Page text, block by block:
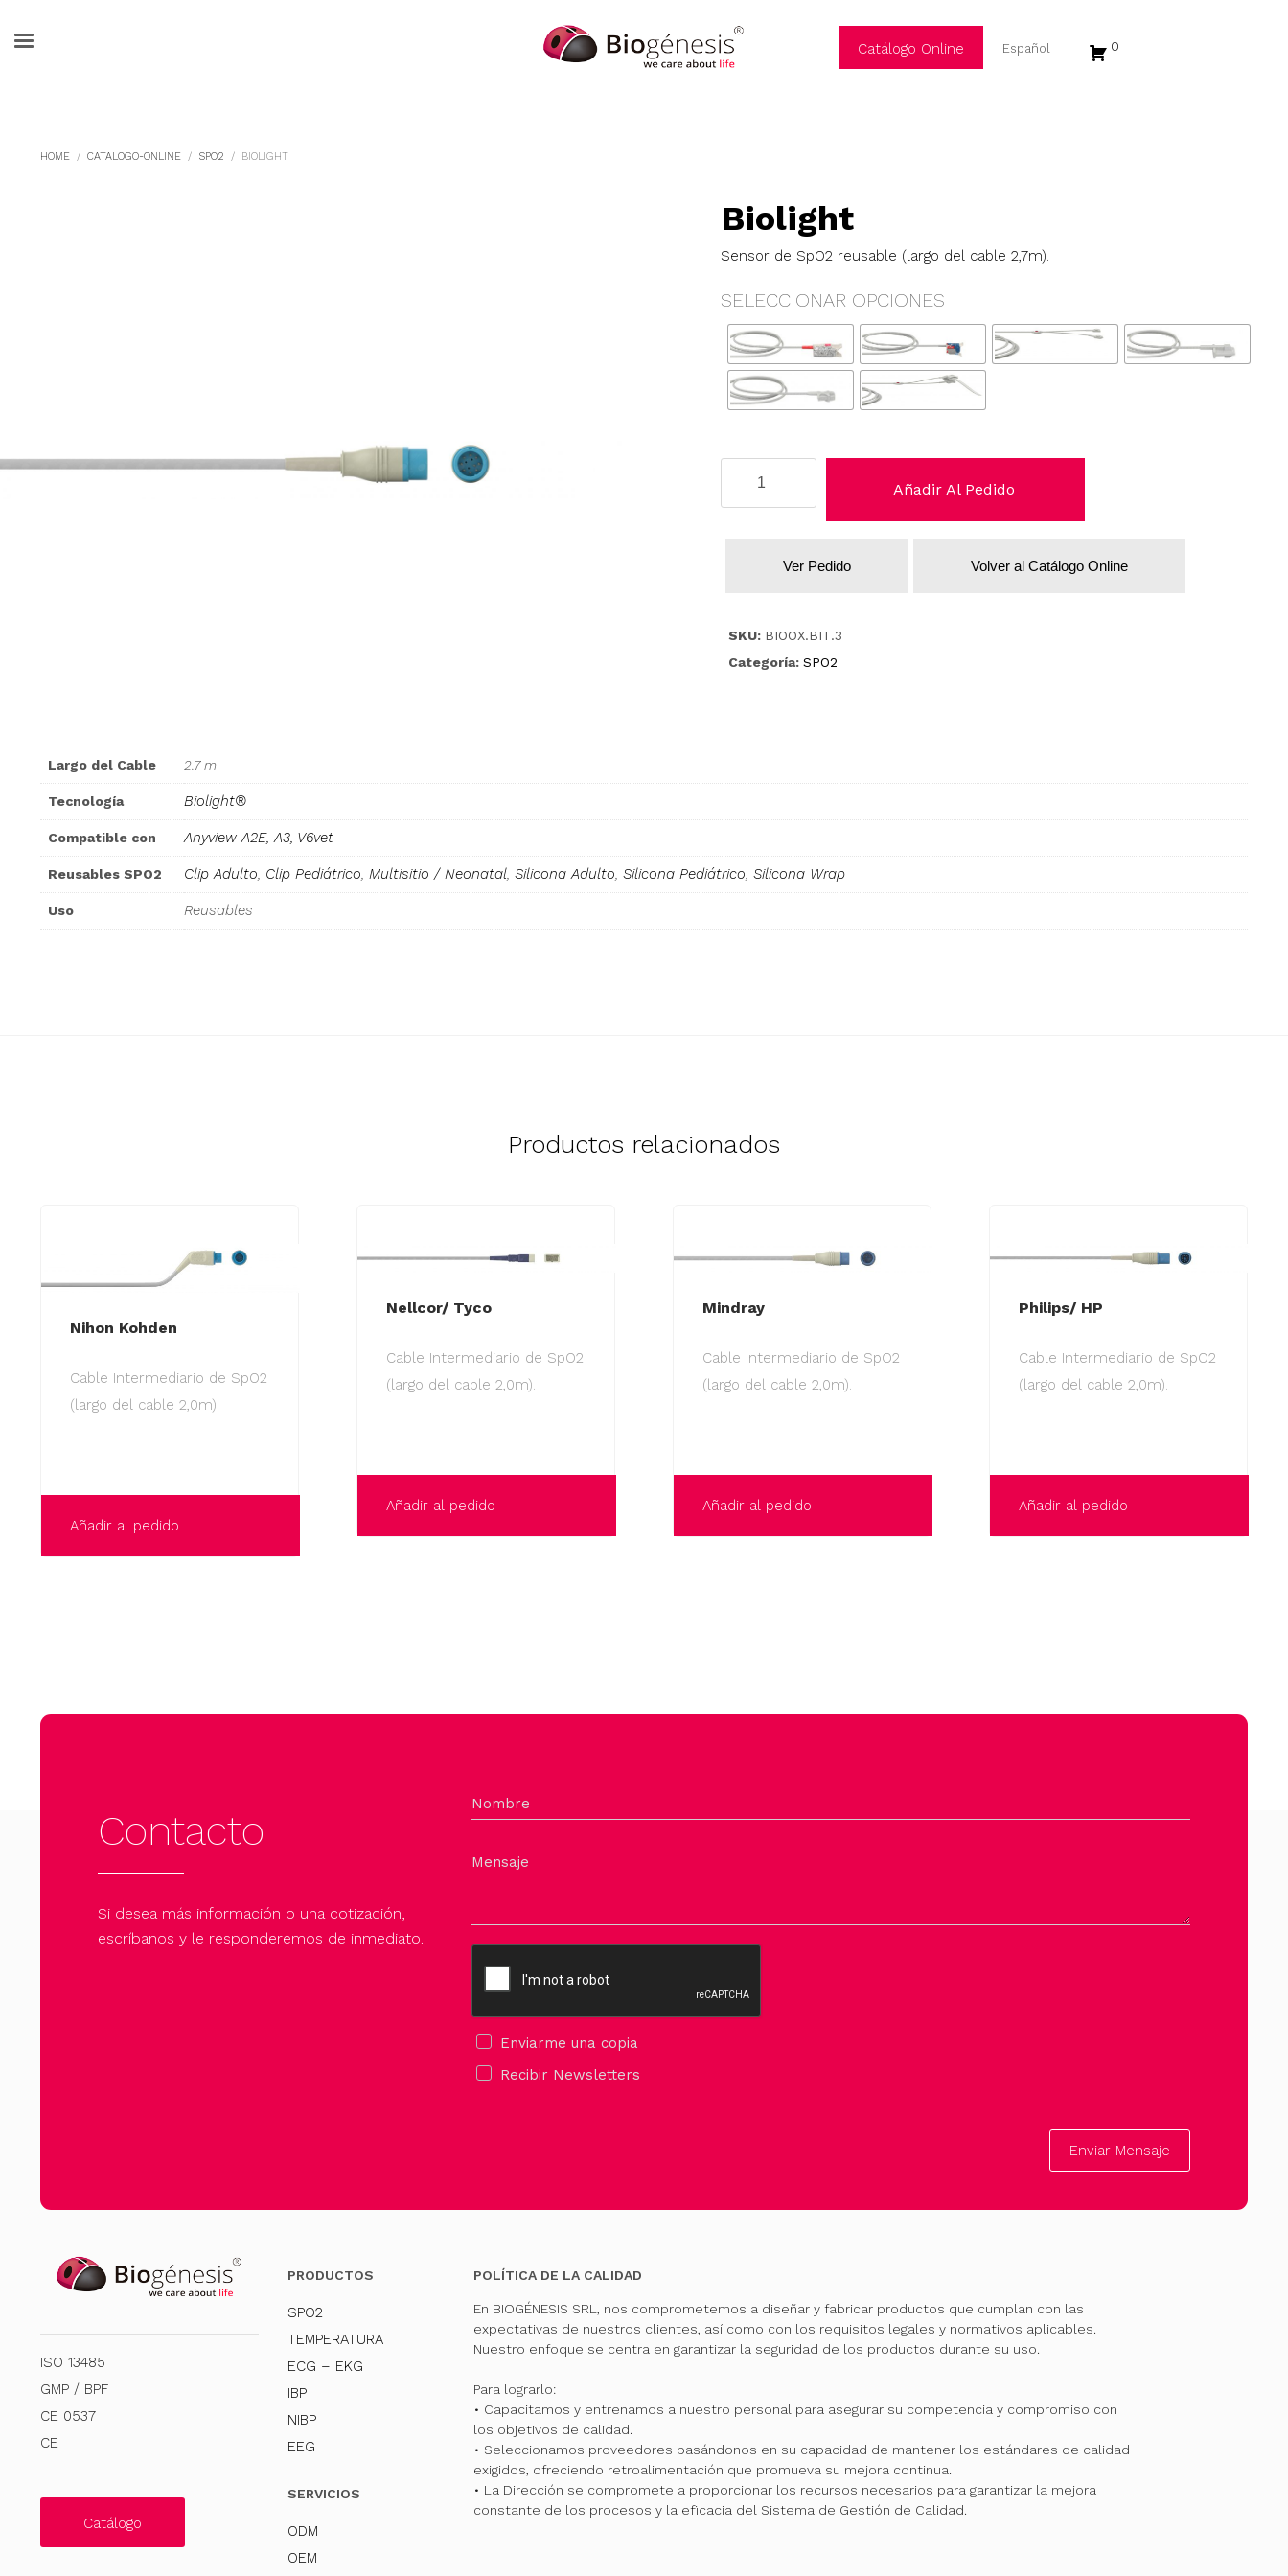
Catálogo Online 0
HOME CATALOGO-ONLINE SPO2 BIOLIGHT
Biolight
Sensor de SpO2 reusable (largo del cable 2,7m).
SELECCIONAR OPCIONES
Añadir Al Pedido
Ver Pedido Volver al Catálogo Online
SKU: BIOOX.BIT.3
Categoría: SPO2
Largo del Cable 2.7 m
Tecnología Biolight®
Compatible con Anyview A2E, A3, V6vet
Reusables SPO2 Clip Adulto, Clip Pediátrico, Multisitio / Neonatal, Silicona Adulto, Silicona Pediátrico, Silicona Wrap
Uso Reusables
Productos relacionados
Nihon Kohden
Cable Intermediario de SpO2
(largo del cable 2,0m).
Añadir al pedido
Nellcor/ Tyco
Cable Intermediario de SpO2
(largo del cable 2,0m).
Añadir al pedido
Mindray
Cable Intermediario de SpO2
(largo del cable 2,0m).
Añadir al pedido
Philips/ HP
Cable Intermediario de SpO2
(largo del cable 2,0m).
Añadir al pedido
Contacto
Si desea más información o una cotización,
escríbanos y le responderemos de inmediato.
Nombre
Mensaje
Enviarme una copia
Recibir Newsletters
Enviar Mensaje
ISO 13485
GMP / BPF
CE 0537
CE
Catálogo
PRODUCTOS
SPO2
TEMPERATURA
ECG – EKG
IBP
NIBP
EEG
SERVICIOS
ODM
OEM
POLÍTICA DE LA CALIDAD
En BIOGÉNESIS SRL, nos comprometemos a diseñar y fabricar productos que cumplan con las
expectativas de nuestros clientes, así como con los requisitos legales y normativos aplicables.
Nuestro enfoque se centra en garantizar la seguridad de los productos durante su uso.
Para lograrlo:
• Capacitamos y entrenamos a nuestro personal para asegurar su competencia y compromiso con
los objetivos de calidad.
• Seleccionamos proveedores basándonos en su capacidad de mantener los estándares de calidad
exigidos, ofreciendo retroalimentación que promueva su mejora continua.
• La Dirección se compromete a proporcionar los recursos necesarios para garantizar la mejora
constante de los procesos y la eficacia del Sistema de Gestión de Calidad.